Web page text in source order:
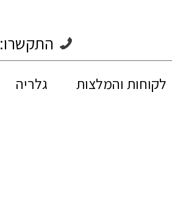
התקשרו:
לקוחות והמלצות גלריה